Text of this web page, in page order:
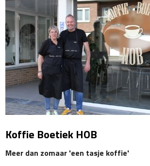
Koffie Boetiek HOB
Meer dan zomaar 'een tasje koffie'